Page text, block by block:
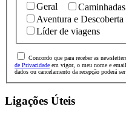
Geral
Aventura e Descoberta
Líder de viagens
Concordo que para receber as
de Privacidade em vigor, o meu nome e
dados ou cancelamento da recepção poderá
Ligações Úteis